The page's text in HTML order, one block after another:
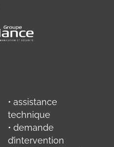
• assistance
technique
• demande
d’intervention